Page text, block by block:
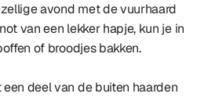
avond met de vuurhaard
van een lekker hapje, kun je in
of broodjes bakken.
deel van de buiten haarden